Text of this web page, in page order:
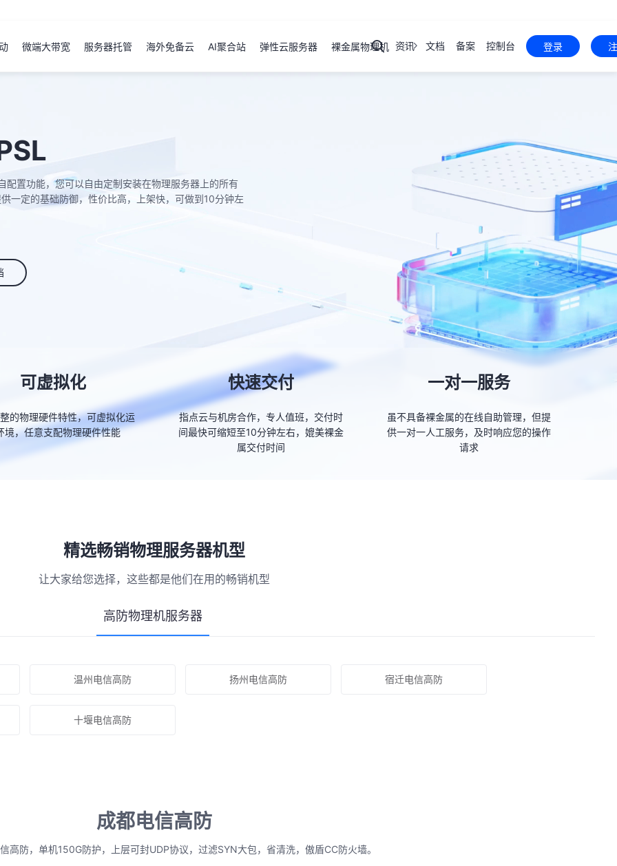
微端大带宽 服务器托管 海外免备云 AI聚合站 弹性云服务器 裸金属物理机 关于我们 云虚拟主机 V10新平台
资讯 文档 备案 控制台 登录
置功能，您可以自由定制安装在物理服务器上的所有
一定的基础防御，性价比高，上架快，可做到10分钟左
可虚拟化
的物理硬件特性，可虚拟化运
境，任意支配物理硬件性能
快速交付
指点云与机房合作，专人值班，交付时
间最快可缩短至10分钟左右，媲美裸金
属交付时间
一对一服务
虽不具备裸金属的在线自助管理，但提
供一对一人工服务，及时响应您的操作
请求
精选畅销物理服务器机型
让大家给您选择，这些都是他们在用的畅销机型
高防物理机服务器
温州电信高防 扬州电信高防 宿迁电信高防
十堰电信高防
成都电信高防
高防，单机150G防护，上层可封UDP协议，过滤SYN大包，省清洗，傲盾CC防火墙。